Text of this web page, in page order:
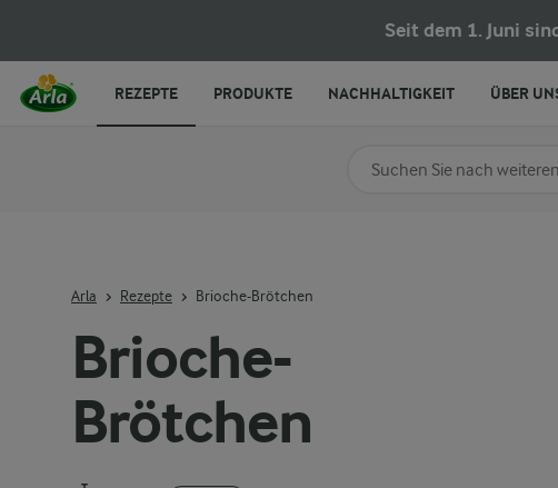
Seit dem 1. Juni
Brioche-
Brötchen
Arla Rezepte Brioche-Brötchen
Nach Kategorie suchen
REZEPTE PRODUKTE NACHHALTIGKEIT ÜBER